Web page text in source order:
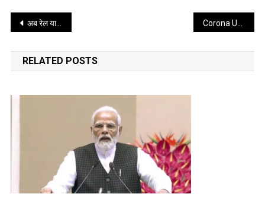
Post
navigation
अब रेल यात्रा होगी और भी सुरक्षित और आरामदायक
RELATED POSTS